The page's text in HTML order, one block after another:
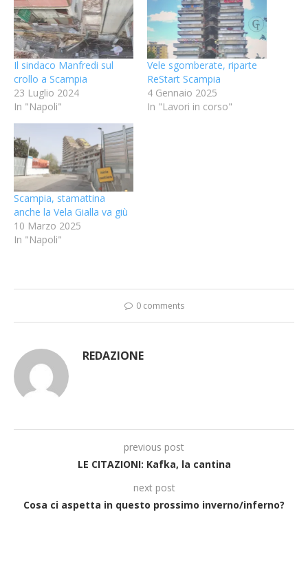
Il sindaco Manfredi sul
crollo a Scampia
23 Luglio 2024
In "Napoli"
Vele sgomberate, riparte
ReStart Scampia
4 Gennaio 2025
In "Lavori in corso"
Scampia, stamattina
anche la Vela Gialla va giù
10 Marzo 2025
In "Napoli"
0 comments
REDAZIONE
previous post
LE CITAZIONI: Kafka, la cantina
next post
Cosa ci aspetta in questo prossimo inverno/inferno?